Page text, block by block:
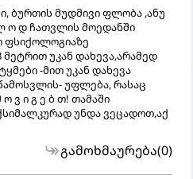
ბურთის მუდმივი ფლობა ,ანუ
ო დ ჩათვლის მოედანში
ფსიქოლოგიაზე
უკან დახევა,არამედ
-მით უკან დახევა
უფლება, რასაც
ვ ი გ ე ბ თ! თამაში
უნდა ვეცადოთ,აქ
გამოხმაურება(0)